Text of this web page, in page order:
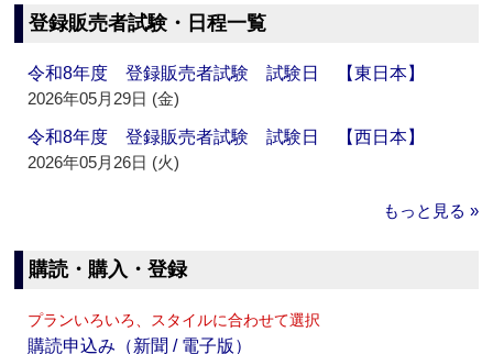
登録販売者試験・日程一覧
令和8年度 登録販売者試験 試験日 【東日本】
2026年05月29日 (金)
令和8年度 登録販売者試験 試験日 【西日本】
2026年05月26日 (火)
もっと見る »
購読・購入・登録
プランいろいろ、スタイルに合わせて選択
購読申込み（新聞 / 電子版）